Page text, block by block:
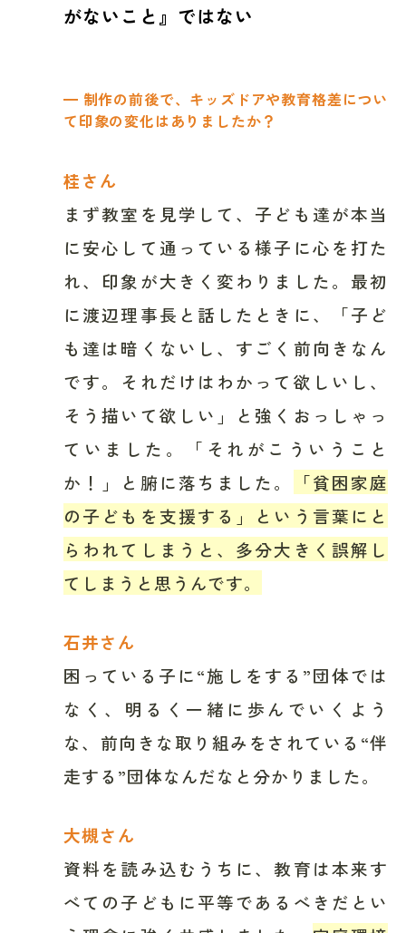
がないこと』ではない
━ 制作の前後で、キッズドアや教育格差につい
て印象の変化はありましたか？
桂さん
まず教室を見学して、子ども達が本当
に安心して通っている様子に心を打た
れ、印象が大きく変わりました。最初
に渡辺理事長と話したときに、「子ど
も達は暗くないし、すごく前向きなん
です。それだけはわかって欲しいし、
そう描いて欲しい」と強くおっしゃっ
ていました。「それがこういうこと
か！」と腑に落ちました。
「貧困家庭
の子どもを支援する」という言葉にと
らわれてしまうと、多分大きく誤解し
てしまうと思うんです。
石井さん
困っている子に“施しをする”団体では
なく、明るく一緒に歩んでいくよう
な、前向きな取り組みをされている“伴
走する”団体なんだなと分かりました。
大槻さん
資料を読み込むうちに、教育は本来す
べての子どもに平等であるべきだとい